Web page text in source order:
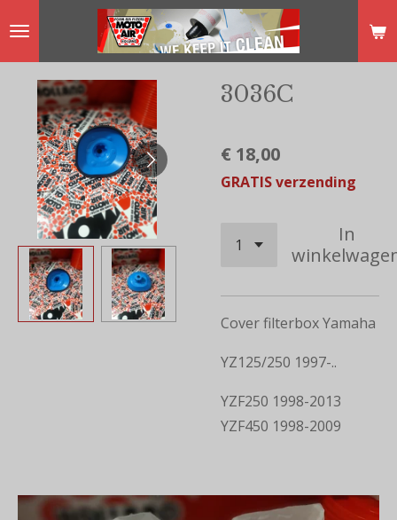
hoofdinhoud
3036C
€ 18,00
GRATIS verzending
In
Cover filterbox Yamaha
YZ125/250 1997-..
YZF250 1998-2013
YZF450 1998-2009